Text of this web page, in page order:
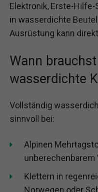
Elektronik, Erste-
in wasserdichte
Ausrüstung kann
Wann
wasserdichte
Vollständig
sinnvoll bei:
Alpinen
unberechenbarem
Klettern in
Norwegen oder